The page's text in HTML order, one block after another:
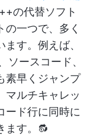
の代替ソフト
の一つで、多く
す。例えば、
ソースコード、
素早くジャンプ
マルチキャレッ
ード行に同時に
ます。🔂